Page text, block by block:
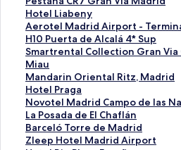
t
M
a
d
r
i
d
G
r
a
n
n
M
a
d
r
i
d
C
a
s
t
M
a
d
r
i
d
G
r
a
n
V
i
a
的
連
結
M
e
l
i
a
C
a
s
t
i
l
z
a
M
a
d
r
i
d
A
i
r
r
r
i
o
t
t
A
u
d
i
t
o
s
S
o
f
i
a
A
p
a
r
e
a
s
o
n
s
H
o
t
e
l
M
a
d
r
i
d
A
t
o
c
h
a
z
a
d
e
E
s
p
a
a
3
r
d
R
o
c
k
H
o
t
e
l
e
s
t
a
n
a
C
R
7
G
r
Hotel Liabeny
H
o
t
e
l
L
i
a
b
e
n
Aerotel Madrid Airport -
A
e
r
o
t
e
l
M
a
d
H10 Puerta de Alcalá 4* Sup
H
1
0
P
u
e
r
t
a
Smartrental Collection Gran Via
S
m
a
r
t
r
e
n
Miau
M
i
a
u
的
連
結
Mandarin Oriental Ritz, Madrid
M
a
n
d
a
r
Hotel Praga
H
o
t
e
l
Novotel Madrid Campo de las
N
o
v
o
La Posada de El Chaflán
L
a
P
Barceló Torre de Madrid
B
a
Zleep Hotel Madrid Airport
Z